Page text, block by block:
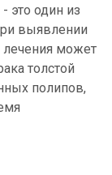
это один из
выявлении
лечения может
толстой
полипов,